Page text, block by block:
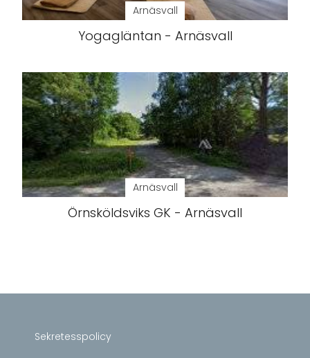
Arnäsvall
Yogagläntan - Arnäsvall
Arnäsvall
Örnsköldsviks GK - Arnäsvall
Sekretesspolicy